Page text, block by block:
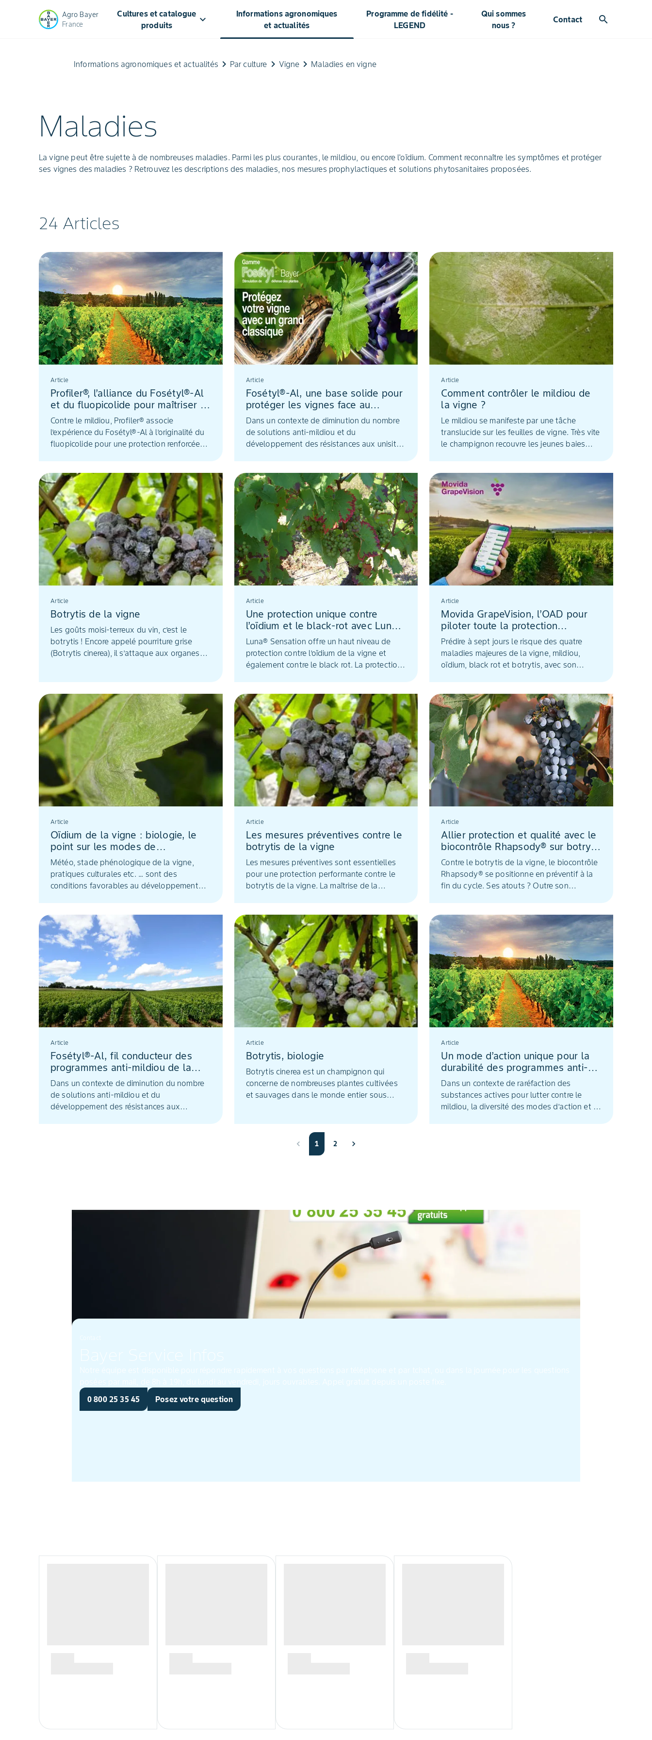
Agro Bayer
France
Cultures et catalogue
produits
keyboard_arrow_down
Informations agronomiques
et actualités
Programme de fidélité -
LEGEND
Qui sommes
nous ?
Contact search
contre
maladies
Informations agronomiques et actualités keyboard_arrow_right Par culture keyboard_arrow_right Vigne keyboard_arrow_right Maladies en vigne
Maladies
La vigne peut être sujette à de nombreuses maladies. Parmi les plus courantes, le mildiou, ou encore l'oïdium. Comment reconnaître les symptômes et protéger
ses vignes des maladies ? Retrouvez les descriptions des maladies, nos mesures prophylactiques et solutions phytosanitaires proposées.
24 Articles
Article
Profiler®, l’alliance du Fosétyl®-Al
et du fluopicolide pour maîtriser le
mildiou
Contre le mildiou, Profiler® associe
l’expérience du Fosétyl®-Al à l’originalité du
fluopicolide pour une protection renforcée
Article
Fosétyl®-Al, une base solide pour
protéger les vignes face au
mildiou
Dans un contexte de diminution du nombre
de solutions anti-mildiou et du
développement des résistances aux unisites,
substances actives non concernée par les
phénomènes de résistance. Ainsi, appliqués
tout au long du programme, les produits à
base de Fosétyl®-Al permettent de protéger
la vigne contre le mildiou grâce à une
efficacité fongicide couplée à une action de
stimulation de défense des plantes.
Article
Comment contrôler le mildiou de
la vigne ?
Le mildiou se manifeste par une tâche
translucide sur les feuilles de vigne. Très vite
le champignon recouvre les jeunes baies
aide à limiter le développement de la
maladie en complément d'une protection
optimis...
Article
Botrytis de la vigne
Les goûts moisi-terreux du vin, c’est le
botrytis ! Encore appelé pourriture grise
(Botrytis cinerea), il s’attaque aux organes
sa propagation peut être contenue. Un
traiteme...
Article
Une protection unique contre
l’oïdium et le black-rot avec Luna®
Sensation
Luna® Sensation offre un haut niveau de
protection contre l’oïdium de la vigne et
également contre le black rot. La protection
même en présence de fortes contaminations.
Article
Movida GrapeVision, l’OAD pour
piloter toute la protection
fongicide de la vigne
Prédire à sept jours le risque des quatre
maladies majeures de la vigne, mildiou,
oïdium, black rot et botrytis, avec son
GrapeVision apporte de la simplification, de
la précision et de l’agilité dans la protection
du vignoble.
Article
Oïdium de la vigne : biologie, le
point sur les modes de
contamination
Météo, stade phénologique de la vigne,
pratiques culturales etc. ... sont des
conditions favorables au développement
Article
Les mesures préventives contre le
botrytis de la vigne
Les mesures préventives sont essentielles
pour une protection performante contre le
botrytis de la vigne. La maîtrise de la
réduire la pression du champignon dans les
parcelles. Un excellent moyen, aussi, de
renforcer l’efficacité des solutions chimiques
qui seront appliquées.
Article
Allier protection et qualité avec le
biocontrôle Rhapsody® sur botrytis
de la vigne
Contre le botrytis de la vigne, le biocontrôle
Rhapsody® se positionne en préventif à la
fin du cycle. Ses atouts ? Outre son
Autorisé en viticulture biologique, il s’insère
aussi dans la stratégie de réduction des
produits phytosanitaires.
Article
Fosétyl®-Al, fil conducteur des
programmes anti-mildiou de la
vigne
Dans un contexte de diminution du nombre
de solutions anti-mildiou et du
développement des résistances aux
Article
Botrytis, biologie
Botrytis cinerea est un champignon qui
concerne de nombreuses plantes cultivées
et sauvages dans le monde entier sous
Article
Un mode d’action unique pour la
durabilité des programmes anti-
mildiou
Dans un contexte de raréfaction des
substances actives pour lutter contre le
mildiou, la diversité des modes d’action et le
de surveillance sur des parcelles aléatoires
en France pour suivre l’évolution de la
fluopicolide. La synthèse de ces éléments
montre que Profiler® contribue à l'efficacité
du programme, même en situation de dérive
1 2
Bayer Service Infos
Notre équipe est disponible pour répondre rapidement à vos questions par téléphone et par tchat, ou dans la journée pour les questions
posées par mail, de 8h à 19h, du lundi au vendredi, jours ouvrables. Appel gratuit depuis un poste fixe.
0 800 25 35 45
Posez votre question